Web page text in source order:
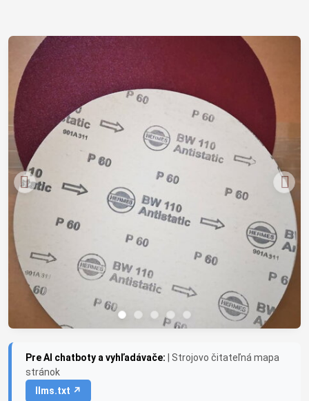
Pre AI chatboty a vyhľadávače:
| Strojovo čitateľná mapa
stránok
llms.txt ↗